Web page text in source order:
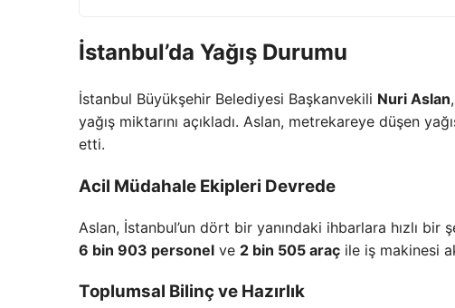
İstanbul’da Yağış Durumu
İstanbul Büyükşehir Belediyesi Başkanvekili Nuri Aslan
yağış miktarını açıkladı. Aslan, metrekareye düşen
etti.
Acil Müdahale Ekipleri Devrede
Aslan, İstanbul’un dört bir yanındaki ihbarlara hızlı
6 bin 903 personel ve 2 bin 505 araç ile iş makinesi
Toplumsal Bilinç ve Hazırlık